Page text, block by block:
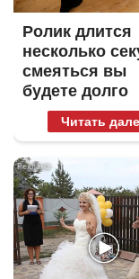
Ролик длится
несколько
смеяться вы
будете долго
Читать